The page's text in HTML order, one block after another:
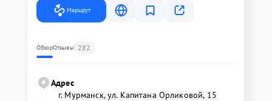
Маршрут
ОбзорОтзывы 282
Адрес
г. Мурманск, ул. Капитана Орликовой, 15